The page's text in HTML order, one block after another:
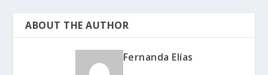
ABOUT THE AUTHOR
Fernanda Elías